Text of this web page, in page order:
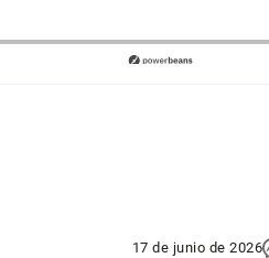
17 de junio de 2026